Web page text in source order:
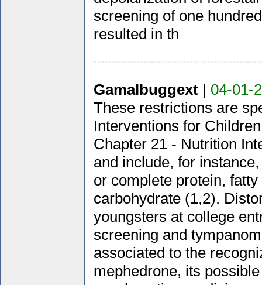
screening of one
resulted in th
Gamalbuggext| 04-01-
These restrictions are
Interventions for
Chapter 21 - Nutrition
and include, for
or complete protein,
carbohydrate (1,2).
youngsters at college
screening and
associated to the
mephedrone, its